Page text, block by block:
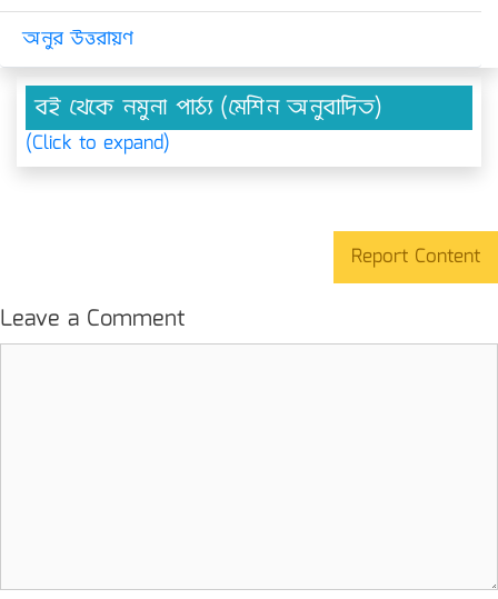
অনুর উত্তরায়ণ
বই থেকে নমুনা পাঠ্য (মেশিন অনুবাদিত)
(Click to expand)
Report Content
Leave a Comment